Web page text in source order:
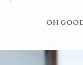
OH